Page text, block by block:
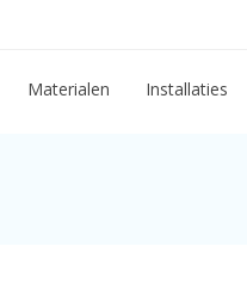
Materialen Installaties